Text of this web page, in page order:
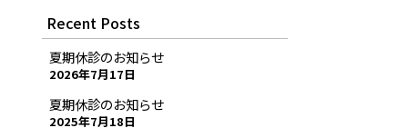
Recent Posts
夏期休診のお知らせ
2026年7月17日
夏期休診のお知らせ
2025年7月18日